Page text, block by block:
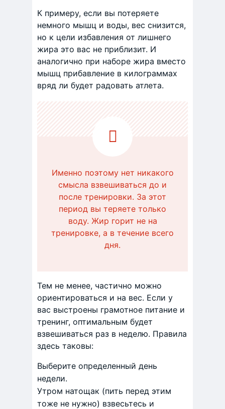
К примеру, если вы потеряете
немного мышц и воды, вес снизится,
но к цели избавления от лишнего
жира это вас не приблизит. И
аналогично при наборе жира вместо
мышц прибавление в килограммах
вряд ли будет радовать атлета.
Именно поэтому нет никакого
смысла взвешиваться до и
после тренировки. За этот
период вы теряете только
воду. Жир горит не на
тренировке, а в течение всего
дня.
Тем не менее, частично можно
ориентироваться и на вес. Если у
вас выстроены грамотное питание и
тренинг, оптимальным будет
взвешиваться раз в неделю. Правила
здесь таковы:
Выберите определенный день
недели.
Утром натощак (пить перед этим
тоже не нужно) взвесьтесь и